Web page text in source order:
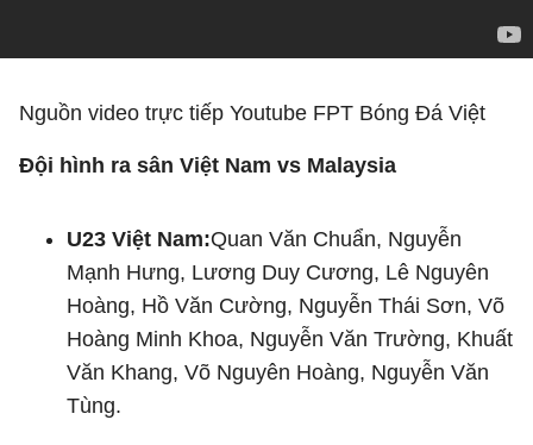
Nguồn video trực tiếp Youtube FPT Bóng Đá Việt
Đội hình ra sân Việt Nam vs Malaysia
U23 Việt Nam:Quan Văn Chuẩn, Nguyễn
Mạnh Hưng, Lương Duy Cương, Lê Nguyên
Hoàng, Hồ Văn Cường, Nguyễn Thái Sơn, Võ
Hoàng Minh Khoa, Nguyễn Văn Trường, Khuất
Văn Khang, Võ Nguyên Hoàng, Nguyễn Văn
Tùng.